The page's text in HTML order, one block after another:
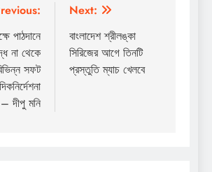
পাঠদানে
না থেকে
সফট
দীপু মনি
Next:
বাংলাদেশ শ্রীলঙ্কা
সিরিজের আগে তিনটি
প্রস্তুতি ম্যাচ খেলবে